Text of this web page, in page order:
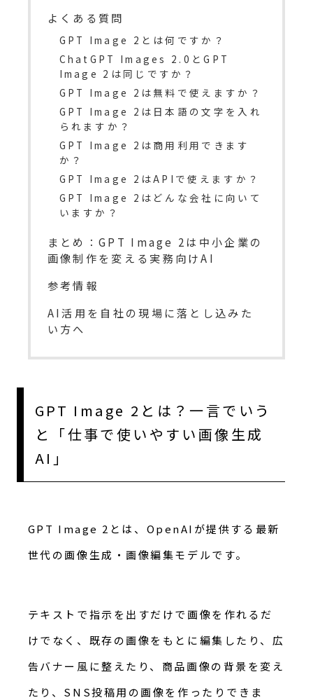
よくある質問
GPT Image 2とは何ですか？
ChatGPT Images 2.0とGPT
Image 2は同じですか？
GPT Image 2は無料で使えますか？
GPT Image 2は日本語の文字を入れ
られますか？
GPT Image 2は商用利用できます
か？
GPT Image 2はAPIで使えますか？
GPT Image 2はどんな会社に向いて
いますか？
まとめ：GPT Image 2は中小企業の
画像制作を変える実務向けAI
参考情報
AI活用を自社の現場に落とし込みた
い方へ
GPT Image 2とは？一言でいう
と「仕事で使いやすい画像生成
AI」
GPT Image 2とは、OpenAIが提供する最新
世代の画像生成・画像編集モデルです。
テキストで指示を出すだけで画像を作れるだ
けでなく、既存の画像をもとに編集したり、広
告バナー風に整えたり、商品画像の背景を変え
たり、SNS投稿用の画像を作ったりできま